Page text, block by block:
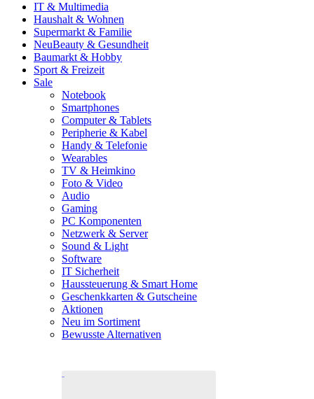
IT & Multimedia
Haushalt & Wohnen
Supermarkt & Familie
NeuBeauty & Gesundheit
Baumarkt & Hobby
Sport & Freizeit
Sale
Notebook
Smartphones
Computer & Tablets
Peripherie & Kabel
Handy & Telefonie
Wearables
TV & Heimkino
Foto & Video
Audio
Gaming
PC Komponenten
Netzwerk & Server
Sound & Light
Software
IT Sicherheit
Haussteuerung & Smart Home
Geschenkkarten & Gutscheine
Aktionen
Neu im Sortiment
Bewusste Alternativen